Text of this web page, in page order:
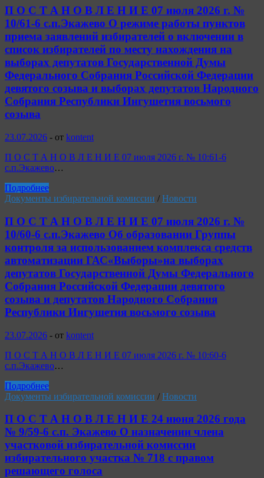
П О С Т А Н О В Л Е Н И Е 07 июля 2026 г. №
10/61-6 с.п.Экажево О режиме работы пунктов
приема заявлений избирателей о включении в
список избирателей по месту нахождения на
выборах депутатов Государственной Думы
Федерального Собрания Российской Федерации
девятого созыва и выборах депутатов Народного
Собрания Республики Ингушетия восьмого
созыва
23.07.2026 - от kontent
П О С Т А Н О В Л Е Н И Е 07 июля 2026 г. № 10:61-6
с.п.Экажево…
Подробнее
Документы избирательной комиссии / Новости
П О С Т А Н О В Л Е Н И Е 07 июля 2026 г. №
10/60-6 с.п.Экажево Об образовании Группы
контроля за использованием комплекса средств
автоматизации ГАС«Выборы»на выборах
депутатов Государственной Думы Федерального
Собрания Российской Федерации девятого
созыва и депутатов Народного Собрания
Республики Ингушетия восьмого созыва
23.07.2026 - от kontent
П О С Т А Н О В Л Е Н И Е 07 июля 2026 г. № 10:60-6
с.п.Экажево…
Подробнее
Документы избирательной комиссии / Новости
П О С Т А Н О В Л Е Н И Е 24 июня 2026 года
№ 9/59-6 с.п. Экажево О назначении члена
участковой избирательной комиссии
избирательного участка № 718 с правом
решающего голоса